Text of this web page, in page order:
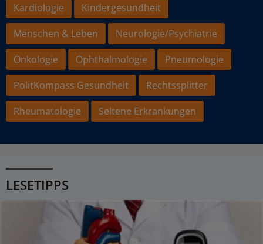
Kardiologie
Kindergesundheit
Menschen & Leben
Neurologie/Psychiatrie
Onkologie
Ophthalmologie
Pneumologie
PolitKompass Gesundheit
Rechtssplitter
Rheumatologie
Seltene Erkrankungen
LESETIPPS